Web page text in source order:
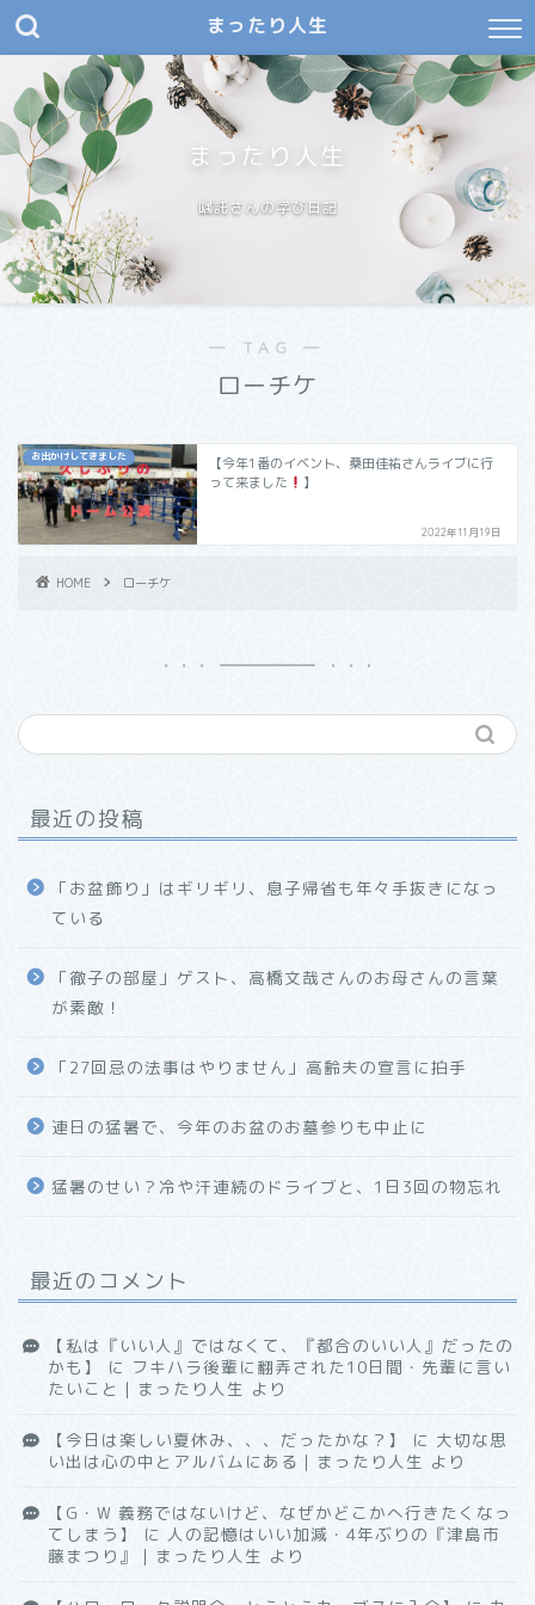
まったり人生
まったり人生
嘱託さんの学び日記
― TAG ―
ローチケ
お出かけしてきました
【今年1番のイベント、桑田佳祐さんライブに行
って来ました
】
2022年11月19日
HOME ローチケ
最近の投稿
「お盆飾り」はギリギリ、息子帰省も年々手抜きになっ
ている
「徹子の部屋」ゲスト、高橋文哉さんのお母さんの言葉
が素敵！
「27回忌の法事はやりません」高齢夫の宣言に拍手
連日の猛暑で、今年のお盆のお墓参りも中止に
猛暑のせい？冷や汗連続のドライブと、1日3回の物忘れ
最近のコメント
【私は『いい人』ではなくて、『都合のいい人』だったの
かも】
に フキハラ後輩に翻弄された10日間・先輩に言い
たいこと｜まったり人生 より
【今日は楽しい夏休み、、、だったかな？】 に 大切な思
い出は心の中とアルバムにある｜まったり人生 より
【G・W 義務ではないけど、なぜかどこかへ行きたくなっ
てしまう】
に 人の記憶はいい加減・4年ぶりの『津島市
藤まつり』｜まったり人生 より